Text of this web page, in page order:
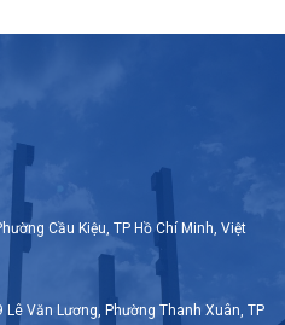
Cầu Kiệu, TP Hồ Chí Minh, Việt
Lê Văn Lương, Phường Thanh Xuân, TP